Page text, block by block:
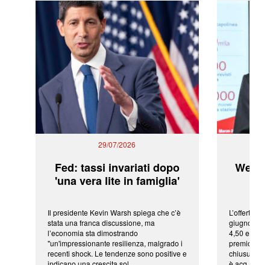
29/07/2026
Fed: tassi invariati dopo
'una vera lite in famiglia'
Il presidente Kevin Warsh spiega che c’è
stata una franca discussione, ma
l’economia sta dimostrando
"un'impressionante resilienza, malgrado i
recenti shock. Le tendenze sono positive e
L’offerta
giugno da
4,50 euro
premio di
chiusura